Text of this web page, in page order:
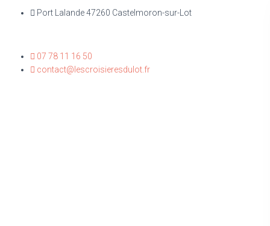
Port Lalande 47260 Castelmoron-sur-Lot
07 78 11 16 50
contact@lescroisieresdulot.fr